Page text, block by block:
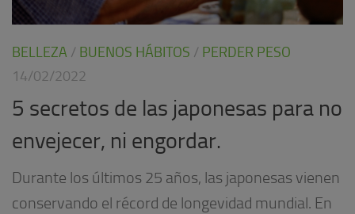
BELLEZA / BUENOS HÁBITOS / PERDER PESO
14/02/2022
5 secretos de las japonesas para no
envejecer, ni engordar.
Durante los últimos 25 años, las japonesas vienen
conservando el récord de longevidad mundial. En